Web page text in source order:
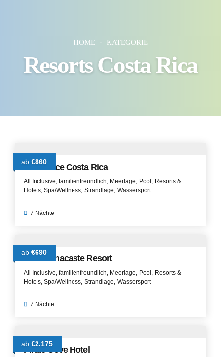
HOME KATEGORIE
Resorts Costa Rica
ab €860
Riu Palace Costa Rica
All Inclusive familienfreundlich Meerlage Pool
Resorts &
Hotels Spa/Wellness Strandlage Wassersport
7 Nächte
ab €690
Riu Guanacaste Resort
All Inclusive familienfreundlich Meerlage Pool
Resorts &
Hotels Spa/Wellness Strandlage Wassersport
7 Nächte
ab €2.175
Pirate Cove Hotel